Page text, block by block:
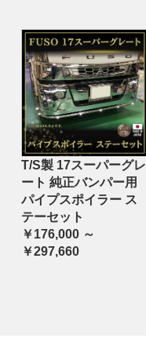
T/S製 17スーパーグレ
ート 純正バンパー用
パイプスポイラー ス
テーセット
￥176,000 ～
￥297,660